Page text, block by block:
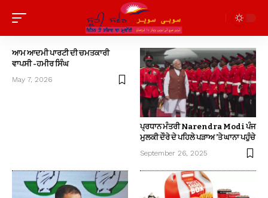
ਆਮ ਆਦਮੀ ਪਾਰਟੀ ਦੀ ਚਮਤਕਾਰੀ
ਵਾਪਸੀ -ਹਮੀਰ ਸਿੰਘ
May 7, 2026
ਪ੍ਰਧਾਨ ਮੰਤਰੀ Narendra Modi ਪੰਜ
ਮੁਲਕੀ ਦੌਰੇ ਦੇ ਪਹਿਲੇ ਪੜਾਅ ’ਤੇ ਘਾਨਾ ਪਹੁੰਚੇ
September 26, 2025